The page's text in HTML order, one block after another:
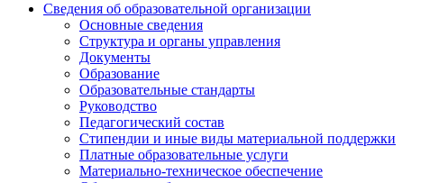
Сведения об образовательной организации
Основные сведения
Структура и органы управления
Документы
Образование
Образовательные стандарты
Руководство
Педагогический состав
Стипендии и иные виды материальной поддержки
Платные образовательные услуги
Материально-техническое обеспечение